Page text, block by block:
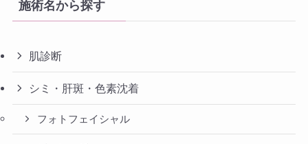
施術名から探す
肌診断
シミ・肝斑・色素沈着
フォトフェイシャル